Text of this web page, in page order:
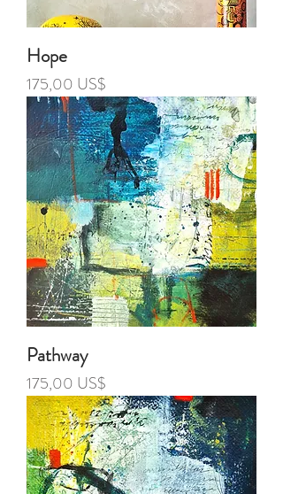
Hope
Precio
175,00 US$
Pathway
Precio
175,00 US$